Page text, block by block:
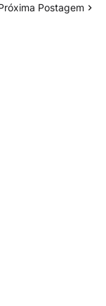
Postagem